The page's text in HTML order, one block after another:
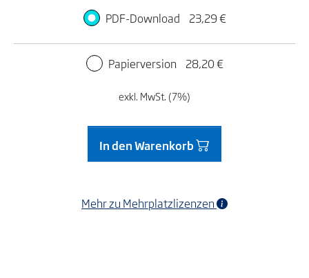
PDF-Download
23,29 €
Papierversion 28,20 €
exkl. MwSt. (7%)
In den Warenkorb
Mehr zu Mehrplatzlizenzen